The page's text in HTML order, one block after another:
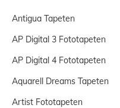
AP Digital 3 Fototapeten
AP Digital 4 Fototapeten
Artist Fototapeten
Antigua Tapeten
Aquarell Dreams Tapeten